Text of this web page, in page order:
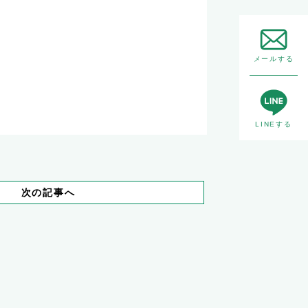
メールする
LINEする
次の記事へ